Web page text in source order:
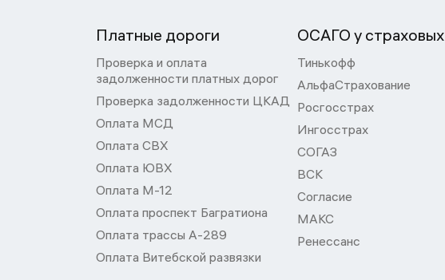
Платные дороги
Проверка и оплата
задолженности платных дорог
Проверка задолженности ЦКАД
Оплата МСД
Оплата СВХ
Оплата ЮВХ
Оплата М-12
Оплата проспект Багратиона
Оплата трассы А-289
Оплата Витебской развязки
ОСАГО у страховых
Тинькофф
АльфаСтрахование
Росгосстрах
Ингосстрах
СОГАЗ
ВСК
Согласие
МАКС
Ренессанс